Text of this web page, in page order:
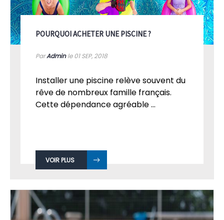
POURQUOI ACHETER UNE PISCINE ?
ParAdminle 01SEP, 2018
Installer une piscine relève souvent du
rêve de nombreux famille français.
Cette dépendance agréable ...
VOIR PLUS